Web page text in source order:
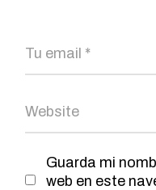
Guarda mi
web en este